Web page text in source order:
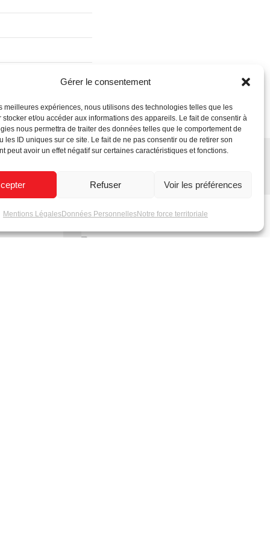
Gérer le consentement
meilleures expériences, nous utilisons des technologies telles que les
stocker et/ou accéder aux informations des appareils. Le fait de consentir à
nous permettra de traiter des données telles que le comportement de
les ID uniques sur ce site. Le fait de ne pas consentir ou de retirer son
peut avoir un effet négatif sur certaines caractéristiques et fonctions.
Refuser Voir les préférences
Mentions LégalesDonnées PersonnellesNotre force territoriale